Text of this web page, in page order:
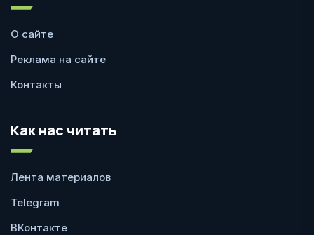
О сайте
Реклама на сайте
Контакты
Как нас читать
Лента материалов
Telegram
ВКонтакте